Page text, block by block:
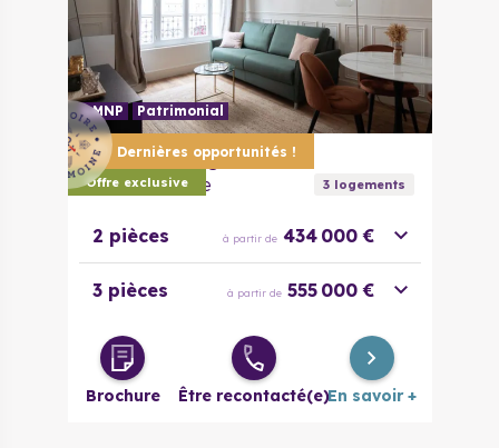
Dernières opportunités !
Offre exclusive
LMNP Patrimonial
75014 Paris
Belle Plaisance 3logements
2 pièces à partir de 434 000 €
3 pièces à partir de 555 000 €
Brochure Être recontacté(e)En savoir +